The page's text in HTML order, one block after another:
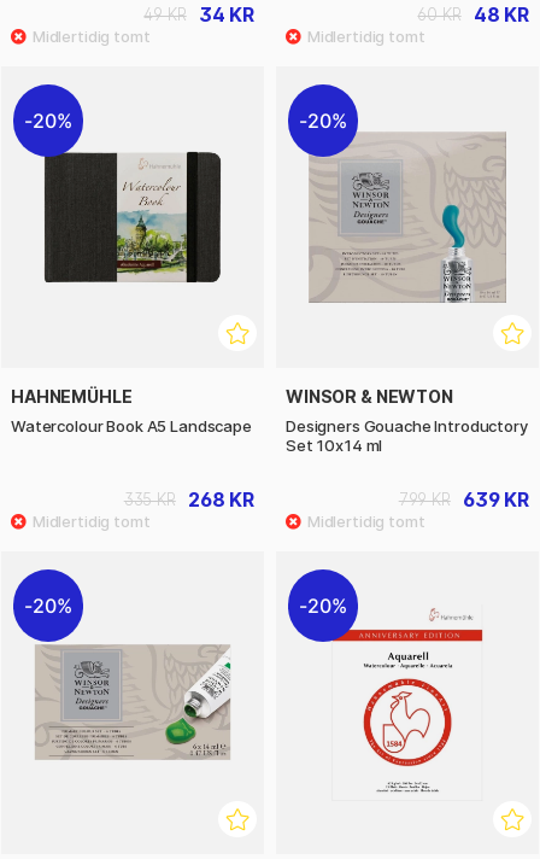
34 KR
49 KR 48 KR
60 KR
20%
HAHNEMÜHLE
Watercolour Book A5 Landscape
268 KR
335 KR
20%
WINSOR & NEWTON
Designers Gouache Introductory
Set 10x14 ml
639 KR
799 KR
20% 20%